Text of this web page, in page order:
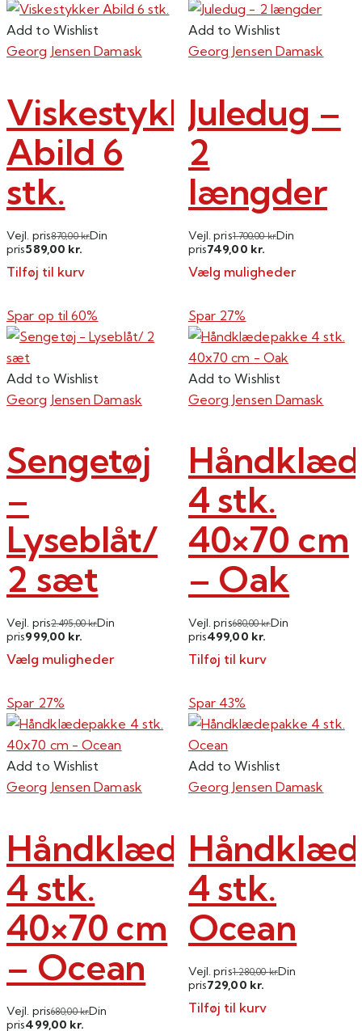
har
flere
varianter.
vælges
på
varesiden
Add to Wishlist
Georg Jensen Damask
Viskestykker
Abild 6
stk.
Vejl. pris870,00kr.Din
pris589,00 kr.
Tilføj til kurv
Add to Wishlist
Georg Jensen Damask
Juledug –
2
længder
Vejl. pris1.700,00kr.Din
pris749,00 kr.
Vælg muligheder
vare
har
flere
varianter.
Mulighederne
på
varesiden
Spar op til 60%
Add to Wishlist
Georg Jensen Damask
Sengetøj
–
Lyseblåt/
2 sæt
Vejl. pris2.495,00kr.Din
pris999,00 kr.
Vælg muligheder
vare
har
flere
varianter.
Mulighederne
på
varesiden
Spar 27%
Add to Wishlist
Georg Jensen Damask
4 stk.
40×70 cm
– Oak
Vejl. pris680,00kr.Din
pris499,00 kr.
Tilføj til kurv
Spar 27%
Add to Wishlist
Georg Jensen Damask
Håndklædepakke
4 stk.
40×70 cm
– Ocean
Vejl. pris680,00kr.Din
pris499,00 kr.
Spar 43%
Add to Wishlist
Georg Jensen Damask
4 stk.
Ocean
Vejl. pris1.280,00kr.Din
pris729,00 kr.
Tilføj til kurv